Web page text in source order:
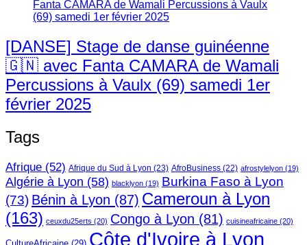
[DANSE] Stage de danse guinéenne
🇬🇳 avec Fanta CAMARA de Wamali
Percussions à Vaulx (69) samedi 1er
février 2025
Tags
Afrique (52) Afrique du Sud à Lyon (23) AfroBusiness (22) afrostylelyon (19)
Algérie à Lyon (58) blacklyon (19) Burkina Faso à Lyon
(73) Bénin à Lyon (87) Cameroun à Lyon
(163) ceuxdu25erts (20) Congo à Lyon (81) cuisineafricaine (20)
Côte d'Ivoire à Lyon